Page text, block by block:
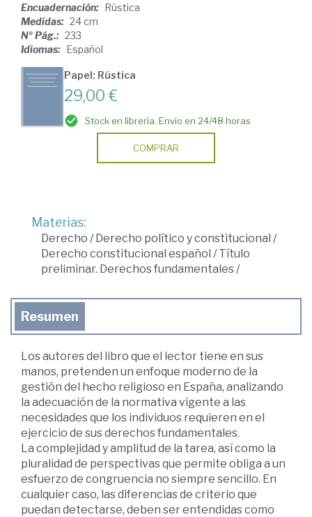
Encuadernación: Rústica
Medidas: 24 cm
Nº Pág.: 233
Idiomas: Español
Papel: Rústica
29,00 €
Stock en librería. Envío en 24/48 horas
COMPRAR
Materias:
Derecho /Derecho político y constitucional /
Derecho constitucional español /Título
preliminar. Derechos fundamentales /
Resumen
Los autores del libro que el lector tiene en sus
manos, pretenden un enfoque moderno de la
gestión del hecho religioso en España, analizando
la adecuación de la normativa vigente a las
necesidades que los individuos requieren en el
ejercicio de sus derechos fundamentales.
La complejidad y amplitud de la tarea, así como la
pluralidad de perspectivas que permite obliga a un
esfuerzo de congruencia no siempre sencillo. En
cualquier caso, las diferencias de criterio que
puedan detectarse, deben ser entendidas como